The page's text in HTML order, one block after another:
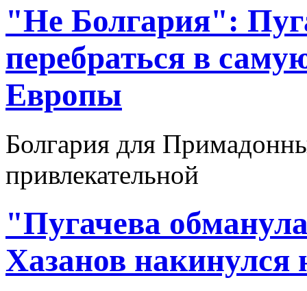
"Не Болгария":
перебраться в
Европы
Болгария для
привлекательной
"Пугачева
Хазанов накинулся